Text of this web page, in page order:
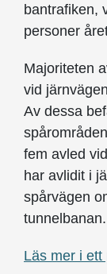
bantrafiken,
personer
Majoriteten
vid
Av dessa
fem avled
har avlidit i
spårvägen
tunnelbanan.
Läs mer i ett